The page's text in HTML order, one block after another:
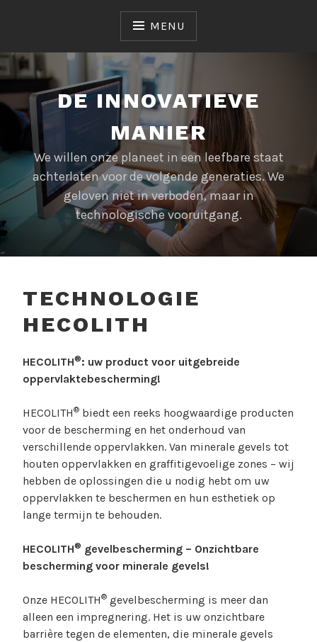
MENU
DE INNOVATIEVE
MANIER
We willen onze planeet in een leefbare staat
achterlaten voor de volgende generaties. We
geloven niet in verboden, maar in
technologische vooruitgang.
TECHNOLOGIE
HECOLITH
HECOLITH®: uw product voor uitgebreide
oppervlaktebescherming!
HECOLITH® biedt een reeks hoogwaardige producten
voor de bescherming en het onderhoud van
verschillende oppervlakken. Van minerale gevels tot
houten oppervlakken en graffitigevoelige zones – wij
hebben de oplossingen die u nodig hebt om uw
oppervlakken te beschermen en hun esthetiek op
lange termijn te behouden.
HECOLITH® gevelbescherming – Onzichtbare
bescherming voor minerale gevels!
Onze HECOLITH® gevelbescherming is meer dan
alleen een impregnering. Het is uw onzichtbare
barrière tegen de elementen, die minerale gevels